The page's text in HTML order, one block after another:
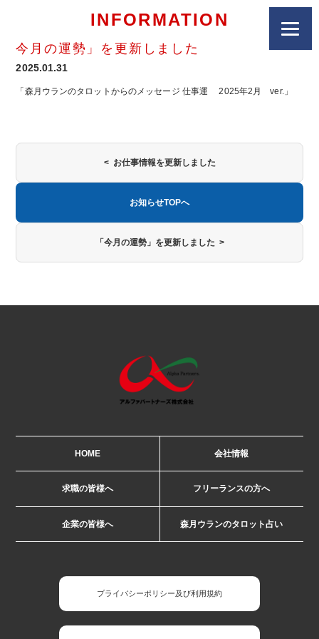
INFORMATION
今月の運勢」を更新しました
2025.01.31
「森月ウランのタロットからのメッセージ 仕事運 2025年2月 ver.」
< お仕事情報を更新しました
お知らせTOPへ
「今月の運勢」を更新しました >
HOME 会社情報
求職の皆様へ フリーランスの方へ
企業の皆様へ 森月ウランのタロット占い
プライバシーポリシー及び利用規約